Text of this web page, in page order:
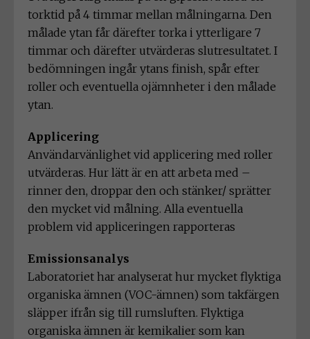
torktid på 4 timmar mellan målningarna. Den
målade ytan får därefter torka i ytterligare 7
timmar och därefter utvärderas slutresultatet. I
bedömningen ingår ytans finish, spår efter
roller och eventuella ojämnheter i den målade
ytan.
Applicering
Användarvänlighet vid applicering med roller
utvärderas. Hur lätt är en att arbeta med –
rinner den, droppar den och stänker/ sprätter
den mycket vid målning. Alla eventuella
problem vid appliceringen rapporteras
Emissionsanalys
Laboratoriet har analyserat hur mycket flyktiga
organiska ämnen (VOC-ämnen) som takfärgen
släpper ifrån sig till rumsluften. Flyktiga
organiska ämnen är kemikalier som kan